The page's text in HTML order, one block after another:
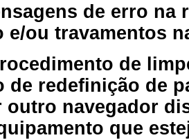
de erro
e/ou travamentos
de
de redefinição de
outro navegador
que